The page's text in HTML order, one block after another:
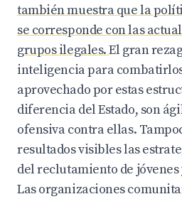
también muestra que la
se corresponde con las
grupos ilegales.El gran
inteligencia para
aprovechado por estas
diferencia del Estado, son
ofensiva contra ellas.
resultados visibles las
del reclutamiento de jóvenes
Las organizaciones